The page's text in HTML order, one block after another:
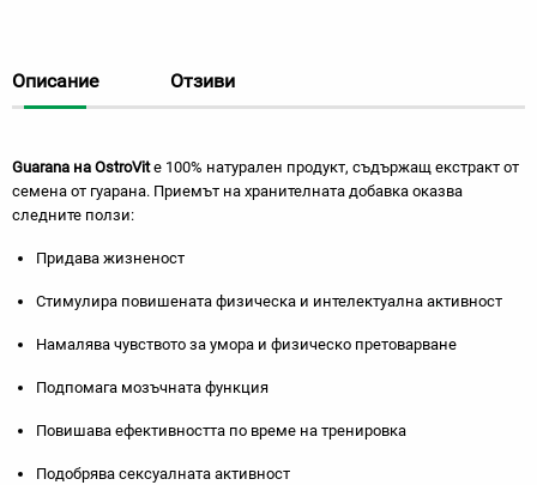
Описание Отзиви
Guarana на OstroVitе 100% натурален продукт, съдържащ екстракт от
семена от гуарана. Приемът на хранителната добавка оказва
следните ползи:
Придава жизненост
Стимулира повишената физическа и интелектуална активност
Намалява чувството за умора и физическо претоварване
Подпомага мозъчната функция
Повишава ефективността по време на тренировка
Подобрява сексуалната активност